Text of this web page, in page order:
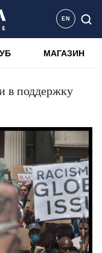
EN
МАГАЗИН
в поддержку